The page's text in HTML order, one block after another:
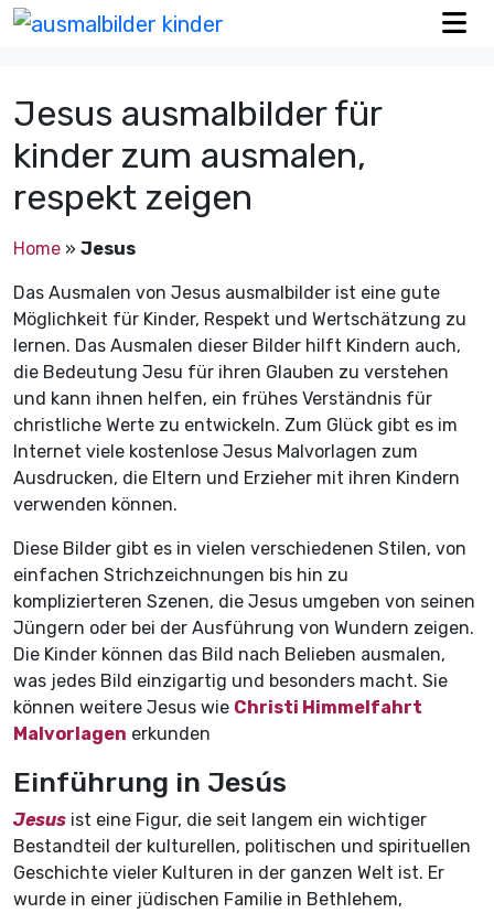
Jesus ausmalbilder für
kinder zum ausmalen,
respekt zeigen
Home » Jesus
Das Ausmalen von Jesus ausmalbilder ist eine gute
Möglichkeit für Kinder, Respekt und Wertschätzung zu
lernen. Das Ausmalen dieser Bilder hilft Kindern auch,
die Bedeutung Jesu für ihren Glauben zu verstehen
und kann ihnen helfen, ein frühes Verständnis für
christliche Werte zu entwickeln. Zum Glück gibt es im
Internet viele kostenlose Jesus Malvorlagen zum
Ausdrucken, die Eltern und Erzieher mit ihren Kindern
verwenden können.
Diese Bilder gibt es in vielen verschiedenen Stilen, von
einfachen Strichzeichnungen bis hin zu
komplizierteren Szenen, die Jesus umgeben von seinen
Jüngern oder bei der Ausführung von Wundern zeigen.
Die Kinder können das Bild nach Belieben ausmalen,
was jedes Bild einzigartig und besonders macht. Sie
können weitere Jesus wie Christi Himmelfahrt
Malvorlagen erkunden
Einführung in Jesús
Jesus ist eine Figur, die seit langem ein wichtiger
Bestandteil der kulturellen, politischen und spirituellen
Geschichte vieler Kulturen in der ganzen Welt ist. Er
wurde in einer jüdischen Familie in Bethlehem,